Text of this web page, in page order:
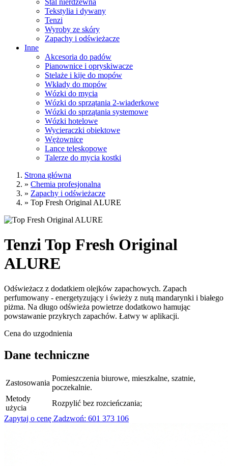
Stal nierdzewna
Tekstylia i dywany
Tenzi
Wyroby ze skóry
Zapachy i odświeżacze
Inne
Akcesoria do padów
Pianownice i opryskiwacze
Stelaże i kije do mopów
Wkłady do mopów
Wózki do mycia
Wózki do sprzątania 2-wiaderkowe
Wózki do sprzątania systemowe
Wózki hotelowe
Wycieraczki obiektowe
Wężownice
Lance teleskopowe
Talerze do mycia kostki
Strona główna
» Chemia profesjonalna
» Zapachy i odświeżacze
» Top Fresh Original ALURE
Tenzi Top Fresh Original
ALURE
Odświeżacz z dodatkiem olejków zapachowych. Zapach
perfumowany - energetyzujący i świeży z nutą mandarynki i białego
piżma. Na długo odświeża powietrze dodatkowo hamując
powstawanie przykrych zapachów. Łatwy w aplikacji.
Cena do uzgodnienia
Dane techniczne
Zastosowania
Pomieszczenia biurowe, mieszkalne, szatnie,
poczekalnie.
Metody
użycia
Rozpylić bez rozcieńczania;
Zapytaj o cenę Zadzwoń: 601 373 106